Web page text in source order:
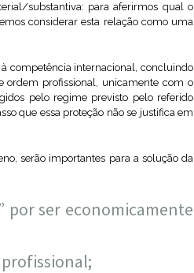
substantiva: para aferirmos qual o
considerar esta relação como uma
competência internacional, concluindo
ordem profissional, unicamente com o
pelo regime previsto pelo referido
que essa proteção não se justifica em
serão importantes para a solução da
por ser economicamente